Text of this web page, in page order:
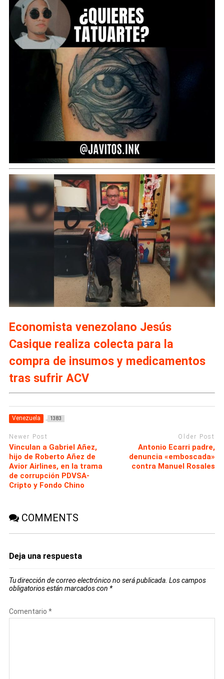
Economista venezolano Jesús
Casique realiza colecta para la
compra de insumos y medicamentos
tras sufrir ACV
Venezuela 1383
Newer Post
Vinculan a Gabriel Añez,
hijo de Roberto Añez de
Avior Airlines, en la trama
de corrupción PDVSA-
Cripto y Fondo Chino
Older Post
Antonio Ecarri padre,
denuncia «emboscada»
contra Manuel Rosales
COMMENTS
Deja una respuesta
Tu dirección de correo electrónico no será publicada. Los campos
obligatorios están marcados con *
Comentario *